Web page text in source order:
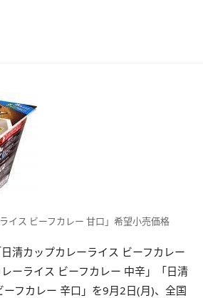
イス ビーフカレー 甘口」希望小売価格
清カップカレーライス ビーフカレー
ーライス ビーフカレー 中辛」「日清
フカレー 辛口」を9月2日(月)、全国